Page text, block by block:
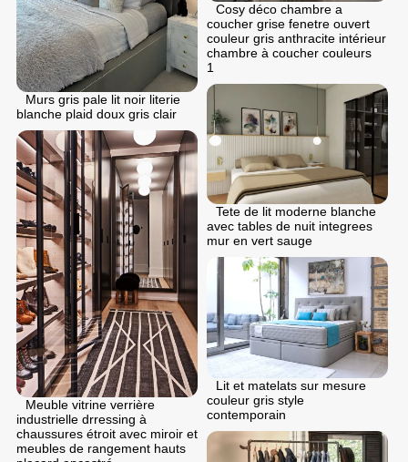
Murs gris pale lit noir literie
blanche plaid doux gris clair
Cosy déco chambre a
coucher grise fenetre ouvert
couleur gris anthracite intérieur
chambre à coucher couleurs
1
Tete de lit moderne blanche
avec tables de nuit integrees
mur en vert sauge
Meuble vitrine verrière
industrielle drressing à
chaussures étroit avec miroir et
meubles de rangement hauts
Lit et matelats sur mesure
couleur gris style
contemporain